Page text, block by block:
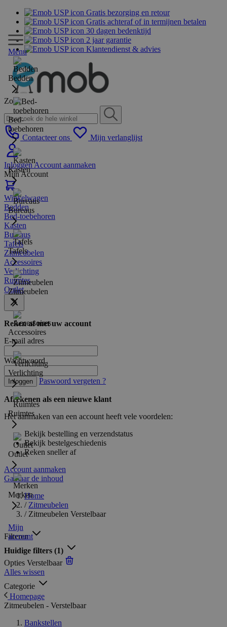
Gratis bezorging en retour
Gratis achteraf of in termijnen betalen
30 dagen bedenktijd
2 jaar garantie
Klantendienst & advies
Zoek
Contacteer ons Mijn verlanglijst
InloggenAccount aanmaken
Mijn Account
Winkelwagen
Menu
Bedden
Bed-
toebehoren
Kasten
Bureaus
Tafels
Zitmeubelen
Accessoires
Verlichting
Ruimtes
Outlet
Merken
Mijn
account
Bedden
Bed-toebehoren
Kasten
Bureaus
Tafels
Zitmeubelen
Accessoires
Verlichting
Ruimtes
Outlet
Reken af met uw account
E-mail adres
Wachtwoord
Inloggen Paswoord vergeten ?
Afrekenen als een nieuwe klant
Het aanmaken van een account heeft vele voordelen:
Bekijk bestelling en verzendstatus
Bekijk bestelgeschiedenis
Reken sneller af
Account aanmaken
Ga naar de inhoud
Home
/ Zitmeubelen
/ Zitmeubelen Verstelbaar
Filteren
Huidige filters (1)
Opties Verstelbaar
Alles wissen
Categorie
Homepage
Zitmeubelen - Verstelbaar
Bankstellen